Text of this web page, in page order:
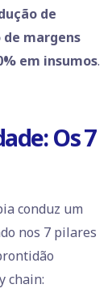
de
margens
em insumos.
Os 7
conduz um
nos 7 pilares
chain: